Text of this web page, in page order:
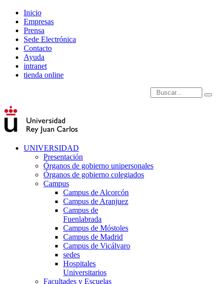
Inicio
Empresas
Prensa
Sede Electrónica
Contacto
Ayuda
intranet
tienda online
Introduce términos de
UNIVERSIDAD
Presentación
Órganos de gobierno unipersonales
Órganos de gobierno colegiados
Campus
Campus de Alcorcón
Campus de Aranjuez
Campus de
Fuenlabrada
Campus de Móstoles
Campus de Madrid
Campus de Vicálvaro
sedes
Hospitales
Universitarios
Facultades y Escuelas